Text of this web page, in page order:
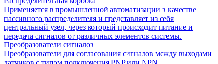
Применяется в промышленной автоматизации в качестве
пассивного распределителя и представляет из себя
центральный узел, через который происходит питание и
передача сигналов от различных элементов системы.
Преобразователи сигналов
Преобразователи для согласования сигналов между выходами